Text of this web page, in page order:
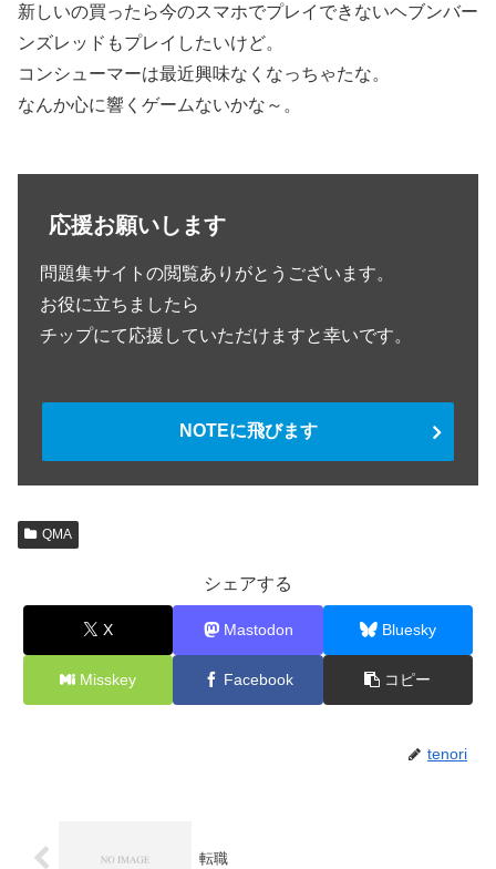
新しいの買ったら今のスマホでプレイできないヘブンバー
ンズレッドもプレイしたいけど。
コンシューマーは最近興味なくなっちゃたな。
なんか心に響くゲームないかな～。
応援お願いします
問題集サイトの閲覧ありがとうございます。
お役に立ちましたら
チップにて応援していただけますと幸いです。
NOTEに飛びます
QMA
シェアする
X Mastodon Bluesky
Misskey Facebook コピー
tenori
転職